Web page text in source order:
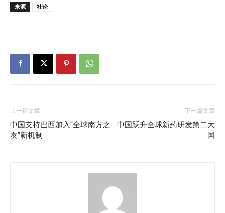
来源 社论
上一篇文章
中国支持巴西加入“全球南方之
友”新机制
下一篇文章
中国跃升全球新药研发第二大
国